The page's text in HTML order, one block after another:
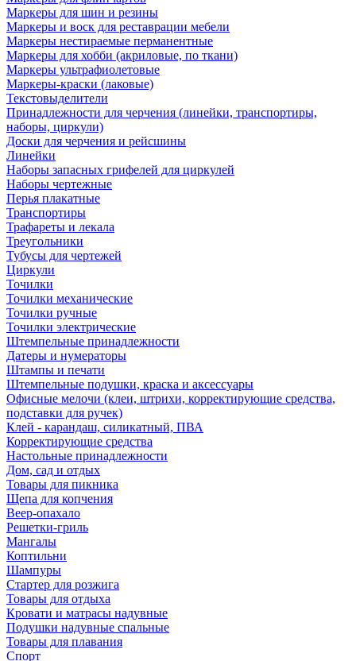
Маркеры для шин и резины
Маркеры и воск для реставрации мебели
Маркеры нестираемые перманентные
Маркеры для хобби (акриловые, по ткани)
Маркеры ультрафиолетовые
Маркеры-краски (лаковые)
Текстовыделители
Принадлежности для черчения (линейки, транспортиры,
наборы, циркули)
Доски для черчения и рейсшины
Линейки
Наборы запасных грифелей для циркулей
Наборы чертежные
Перья плакатные
Транспортиры
Трафареты и лекала
Треугольники
Тубусы для чертежей
Циркули
Точилки
Точилки механические
Точилки ручные
Точилки электрические
Штемпельные принадлежности
Датеры и нумераторы
Штампы и печати
Штемпельные подушки, краска и аксессуары
Офисные мелочи (клеи, штрихи, корректирующие средства,
подставки для ручек)
Клей - карандаш, силикатный, ПВА
Корректирующие средства
Настольные принадлежности
Дом, сад и отдых
Товары для пикника
Щепа для копчения
Веер-опахало
Решетки-гриль
Мангалы
Коптильни
Шампуры
Стартер для розжига
Товары для отдыха
Кровати и матрасы надувные
Подушки надувные спальные
Товары для плавания
Спорт